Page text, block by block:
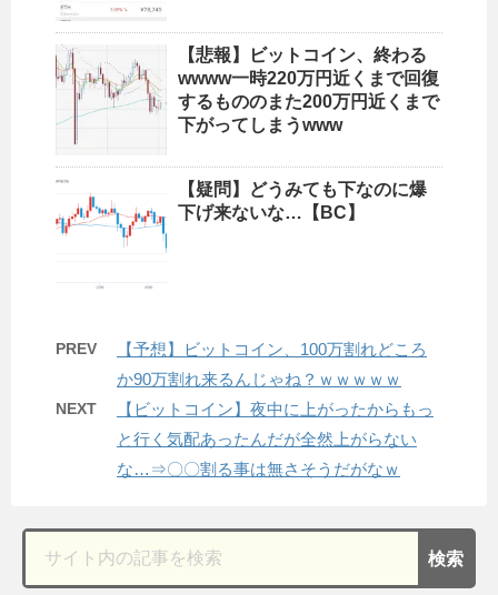
【悲報】ビットコイン、終わる
wwww一時220万円近くまで回復
するもののまた200万円近くまで
下がってしまうwww
【疑問】どうみても下なのに爆
下げ来ないな…【BC】
PREV
【予想】ビットコイン、100万割れどころ
か90万割れ来るんじゃね？ｗｗｗｗｗ
NEXT
【ビットコイン】夜中に上がったからもっ
と行く気配あったんだが全然上がらない
な…⇒〇〇割る事は無さそうだがなｗ